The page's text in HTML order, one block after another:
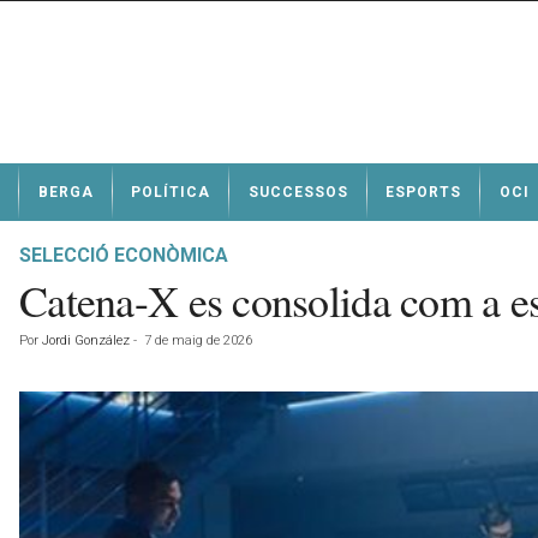
t
BERGA POLÍTICA SUCCESSOS ESPORTS OCI
SELECCIÓ ECONÒMICA
Catena-X es consolida com a
Por Jordi González - 7 de maig de 2026